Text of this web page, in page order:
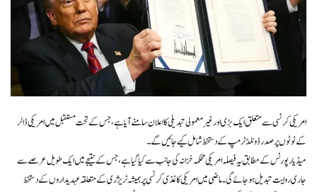
امریکی کرنسی سے متعلق ایک بڑی اور غیر معمولی تبدیلی کا اعلان سامنے آیا ہے، جس کے تحت مستقبل میں امریکی ڈالر
کے نوٹوں پر صدر ڈونلڈ ٹرمپ کے دستخط شامل کیے جائیں گے۔
میڈیا رپورٹس کے مطابق یہ فیصلہ امریکی محکمہ خزانہ کی جانب سے کیا گیا ہے، جس کے نتیجے میں ایک طویل عرصے سے
جاری روایت تبدیل ہو جائے گی۔ ماضی میں امریکی کاغذی کرنسی پر ہمیشہ ٹریژری کے متعلقہ عہدیداروں کے دستخط